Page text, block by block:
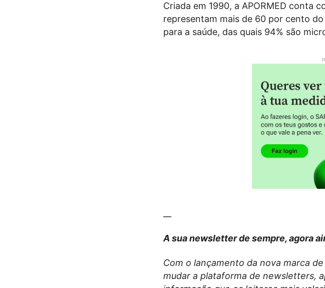
Criada em 1990, a APORMED conta
representam mais de 60 por cento
para a saúde, das quais 94% são
A sua newsletter de sempre, agora
Com o lançamento da nova marca
mudar a plataforma de newsletters,